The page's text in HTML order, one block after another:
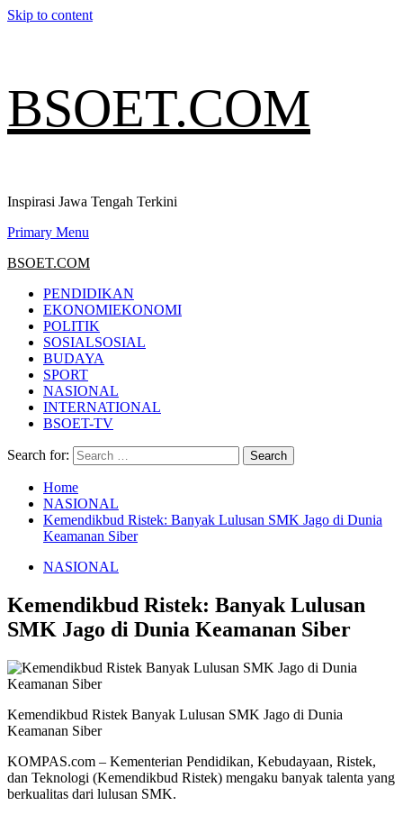
Skip to content
BSOET.COM
Inspirasi Jawa Tengah Terkini
Primary Menu
BSOET.COM
PENDIDIKAN
EKONOMIEKONOMI
POLITIK
SOSIALSOSIAL
BUDAYA
SPORT
NASIONAL
INTERNATIONAL
BSOET-TV
Search for:
Home
NASIONAL
Kemendikbud Ristek: Banyak Lulusan SMK Jago di Dunia
Keamanan Siber
NASIONAL
Kemendikbud Ristek: Banyak Lulusan
SMK Jago di Dunia Keamanan Siber
Kemendikbud Ristek Banyak Lulusan SMK Jago di Dunia
Keamanan Siber
KOMPAS.com – Kementerian Pendidikan, Kebudayaan, Ristek,
dan Teknologi (Kemendikbud Ristek) mengaku banyak talenta yang
berkualitas dari lulusan SMK.